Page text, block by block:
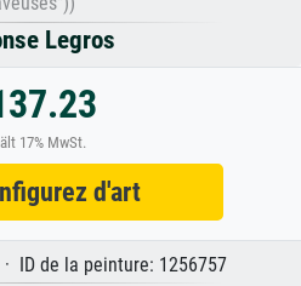
Legros
17% MwSt.
d'art
ID de la peinture: 1256757